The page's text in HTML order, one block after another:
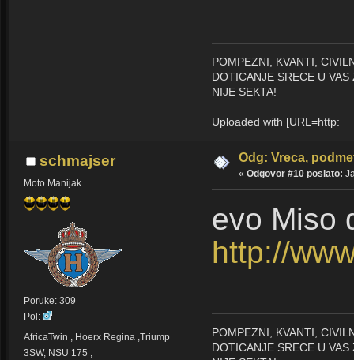
POMPEZNI, KVANTI,
DOTICANJE SRECE U VAS
NIJE SEKTA!
Uploaded with [URL=http:
schmajser
Moto Manijak
Poruke: 309
Pol:
AfricaTwin , Hoerx Regina ,Triump
3SW, NSU 175 ,
Odg: Vreca,
« Odgovor #10 poslato:
evo Miso
http://
POMPEZNI, KVANTI,
DOTICANJE SRECE U VAS